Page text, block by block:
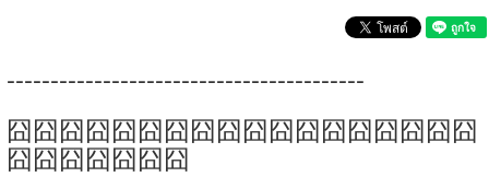
-----------------------------------------
囧囧囧囧囧囧囧囧囧囧囧囧囧囧囧囧囧囧
囧囧囧囧囧囧囧